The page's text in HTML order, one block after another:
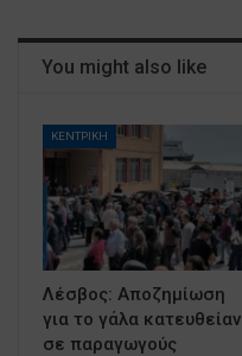
You might also like
ΚΕΝΤΡΙΚΗ
Λέσβος: Αποζημίωση
για το γάλα κατευθείαν
σε παραγωγούς